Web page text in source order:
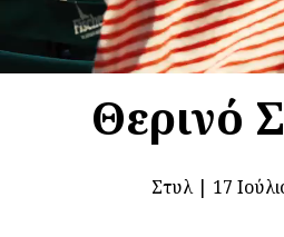
Θερινό
Στυλ| 17